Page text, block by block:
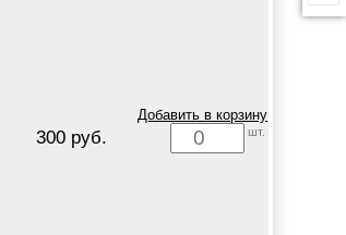
300 руб.
Добавить в корзину
шт.